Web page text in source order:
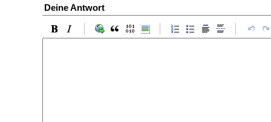
Deine Antwort